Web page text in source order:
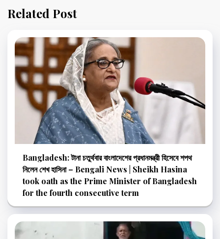
Related Post
Bangladesh: টানা চতুর্থবার বাংলাদেশের প্রধানমন্ত্রী হিসেবে শপথ
নিলেন শেখ হাসিনা – Bengali News | Sheikh Hasina
took oath as the Prime Minister of Bangladesh
for the fourth consecutive term